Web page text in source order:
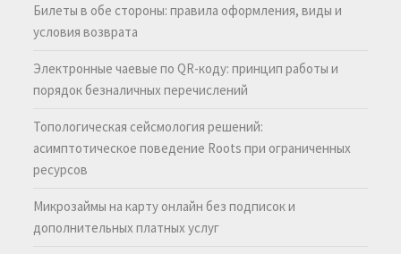
Билеты в обе стороны: правила оформления, виды и
условия возврата
Электронные чаевые по QR-коду: принцип работы и
порядок безналичных перечислений
Топологическая сейсмология решений:
асимптотическое поведение Roots при ограниченных
ресурсов
Микрозаймы на карту онлайн без подписок и
дополнительных платных услуг